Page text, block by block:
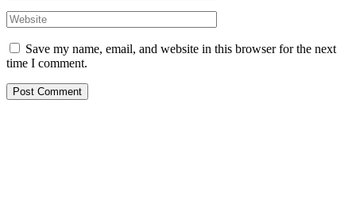
Save my name, email, and website in this browser for the next
time I comment.